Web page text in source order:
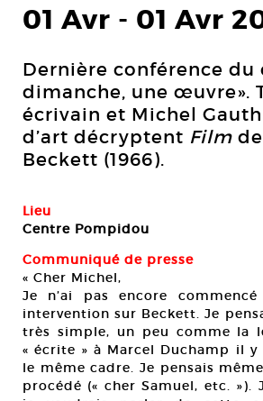
01 Avr - 01 Avr
Dernière conférence du
dimanche, une œuvre».
écrivain et Michel
d’art décryptent Film
Beckett (1966).
Lieu
Centre Pompidou
Communiqué de presse
« Cher Michel,
Je n’ai pas encore
intervention sur Beckett. Je
très simple, un peu comme la
« écrite » à Marcel Duchamp il y
le même cadre. Je pensais
procédé (« cher Samuel, etc. »).